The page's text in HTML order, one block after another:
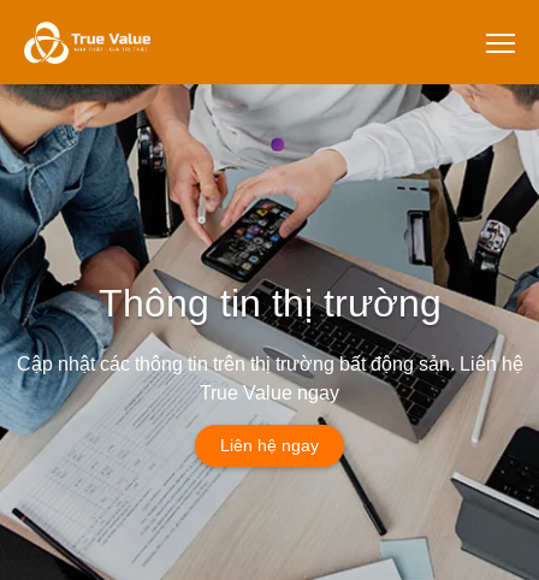
Thông tin thị trường
Cập nhật các thông tin trên thị trường bất động sản. Liên hệ
True Value ngay
Liên hệ ngay